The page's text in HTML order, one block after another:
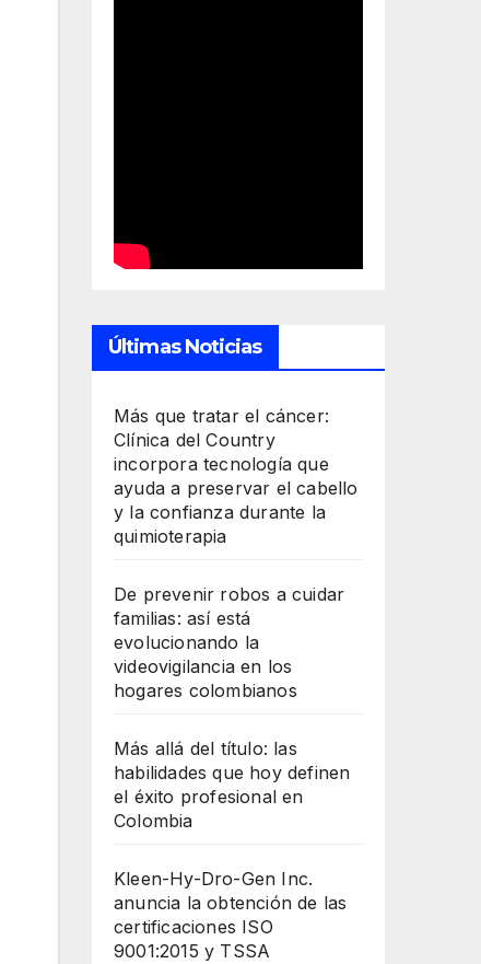
Últimas Noticias
Más que tratar el cáncer:
Clínica del Country
incorpora tecnología que
ayuda a preservar el cabello
y la confianza durante la
quimioterapia
De prevenir robos a cuidar
familias: así está
evolucionando la
videovigilancia en los
hogares colombianos
Más allá del título: las
habilidades que hoy definen
el éxito profesional en
Colombia
Kleen-Hy-Dro-Gen Inc.
anuncia la obtención de las
certificaciones ISO
9001:2015 y TSSA